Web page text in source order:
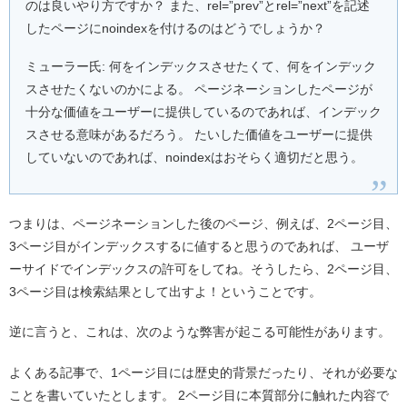
のは良いやり方ですか？ また、rel=”prev”とrel=”next”を記述
したページにnoindexを付けるのはどうでしょうか？
ミューラー氏: 何をインデックスさせたくて、何をインデック
スさせたくないのかによる。 ページネーションしたページが
十分な価値をユーザーに提供しているのであれば、インデック
スさせる意味があるだろう。 たいした価値をユーザーに提供
していないのであれば、noindexはおそらく適切だと思う。
つまりは、ページネーションした後のページ、例えば、2ページ目、
3ページ目がインデックスするに値すると思うのであれば、 ユーザ
ーサイドでインデックスの許可をしてね。そうしたら、2ページ目、
3ページ目は検索結果として出すよ！ということです。
逆に言うと、これは、次のような弊害が起こる可能性があります。
よくある記事で、1ページ目には歴史的背景だったり、それが必要な
ことを書いていたとします。 2ページ目に本質部分に触れた内容で